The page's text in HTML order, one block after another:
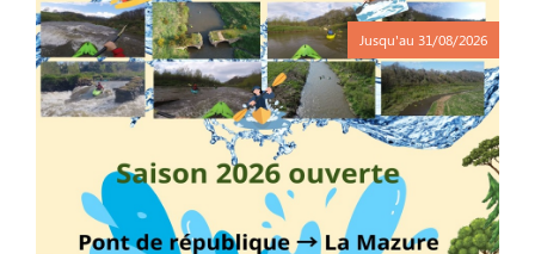
Jusqu'au 31/08/2026